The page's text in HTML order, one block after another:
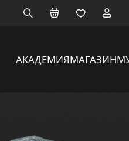
АКАДЕМИЯМАГАЗИН